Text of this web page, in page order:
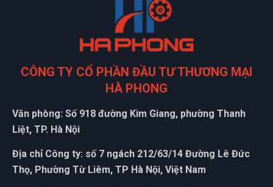
CÔNG TY CỔ PHẦN ĐẦU TƯ THƯƠNG MẠI
HÀ PHONG
Văn phòng: Số 918 đường Kim Giang, phường Thanh
Liệt, TP. Hà Nội
Địa chỉ Công ty: số 7 ngách 212/63/14 Đường Lê Đức
Thọ, Phường Từ Liêm, TP Hà Nội, Việt Nam